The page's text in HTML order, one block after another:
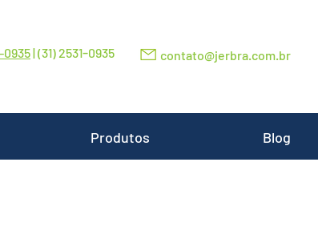
0935| (31) 2531-0935 contato@jerbra.com.br
Produtos Blog